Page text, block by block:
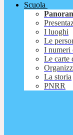
Scuola
I luoghi
Le
I numeri
Le carte
La storia
PNRR